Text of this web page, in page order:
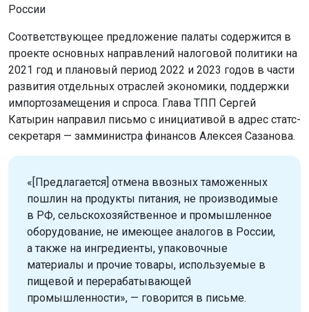
России
Соответствующее предложение палаты содержится в
проекте основных направлений налоговой политики на
2021 год и плановый период 2022 и 2023 годов в части
развития отдельных отраслей экономики, поддержки
импортозамещения и спроса. Глава ТПП Сергей
Катырин направил письмо с инициативой в адрес статс-
секретаря — замминистра финансов Алексея Сазанова.
«[Предлагается] отмена ввозных таможенных
пошлин на продукты питания, не производимые
в РФ, сельскохозяйственное и промышленное
оборудование, не имеющее аналогов в России,
а также на ингредиенты, упаковочные
материалы и прочие товары, используемые в
пищевой и перерабатывающей
промышленности», — говорится в письме.